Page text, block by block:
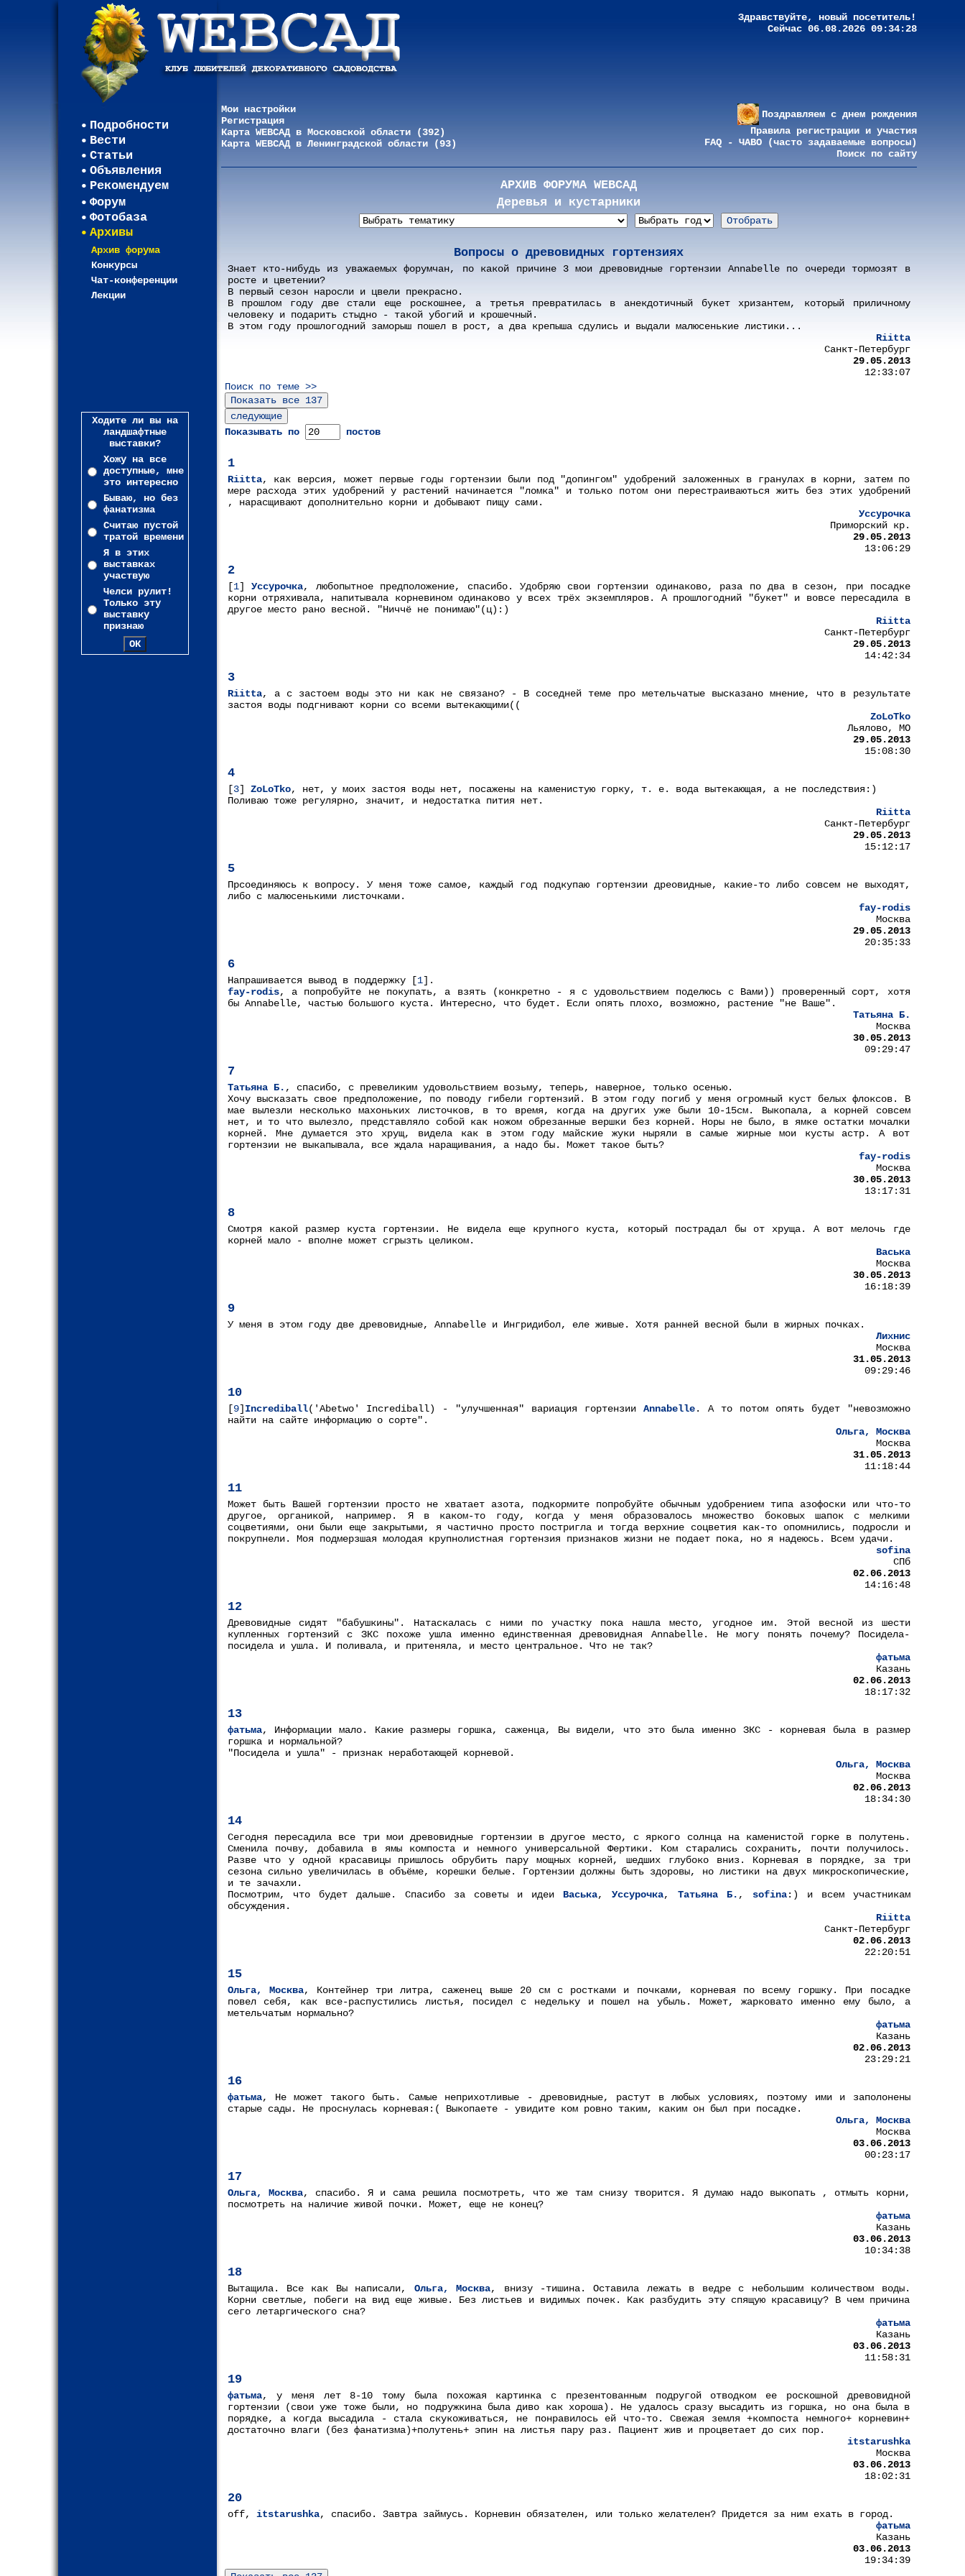
Здравствуйте, новый посетитель!
Сейчас 06.08.2026 09:34:28
Подробности
Вести
Статьи
Объявления
Рекомендуем
Форум
Фотобаза
Архивы
Архив форума
Конкурсы
Чат-конференции
Лекции
Ходите ли вы на
ландшафтные
выставки?
Хожу на все
доступные, мне
это интересно
Бываю, но без
фанатизма
Считаю пустой
тратой времени
Я в этих
выставках
участвую
Челси рулит!
Только эту
выставку
признаю
Мои настройки
Регистрация
Карта WEBСАД в Московской области (392)
Карта WEBСАД в Ленинградской области (93)
Поздравляем с днем рождения
Правила регистрации и участия
FAQ - ЧАВО (часто задаваемые вопросы)
Поиск по сайту
АРХИВ ФОРУМА WEBСАД
Деревья и кустарники
Вопросы о древовидных гортензиях
Знает кто-нибудь из уважаемых форумчан, по какой причине 3 мои древовидные гортензии Annabelle по очереди тормозят в
росте и цветении?
В первый сезон наросли и цвели прекрасно.
В прошлом году две стали еще роскошнее, а третья превратилась в анекдотичный букет хризантем, который приличному
человеку и подарить стыдно - такой убогий и крошечный.
В этом году прошлогодний заморыш пошел в рост, а два крепыша сдулись и выдали малюсенькие листики...
Riitta
Санкт-Петербург
29.05.2013
12:33:07
Поиск по теме >>
Показывать по постов
1
Riitta, как версия, может первые годы гортензии были под "допингом" удобрений заложенных в гранулах в корни, затем по
мере расхода этих удобрений у растений начинается "ломка" и только потом они перестраиваються жить без этих удобрений
, нарасщивают дополнительно корни и добывают пищу сами.
Уссурочка
Приморский кр.
29.05.2013
13:06:29
2
[1]Уссурочка, любопытное предположение, спасибо. Удобряю свои гортензии одинаково, раза по два в сезон, при посадке
корни отряхивала, напитывала корневином одинаково у всех трёх экземпляров. А прошлогодний "букет" и вовсе пересадила в
другое место рано весной. "Ниччё не понимаю"(ц):)
Riitta
Санкт-Петербург
29.05.2013
14:42:34
3
Riitta, а с застоем воды это ни как не связано? - В соседней теме про метельчатые высказано мнение, что в результате
застоя воды подгнивают корни со всеми вытекающими((
ZoLoTko
Льялово, МО
29.05.2013
15:08:30
4
[3] ZoLoTko, нет, у моих застоя воды нет, посажены на каменистую горку, т. е. вода вытекающая, а не последствия:)
Поливаю тоже регулярно, значит, и недостатка пития нет.
Riitta
Санкт-Петербург
29.05.2013
15:12:17
5
Прсоединяюсь к вопросу. У меня тоже самое, каждый год подкупаю гортензии дреовидные, какие-то либо совсем не выходят,
либо с малюсенькими листочками.
fay-rodis
Москва
29.05.2013
20:35:33
6
Напрашивается вывод в поддержку [1].
fay-rodis, а попробуйте не покупать, а взять (конкретно - я с удовольствием поделюсь с Вами)) проверенный сорт, хотя
бы Annabelle, частью большого куста. Интересно, что будет. Если опять плохо, возможно, растение "не Ваше".
Татьяна Б.
Москва
30.05.2013
09:29:47
7
Татьяна Б. , спасибо, с превеликим удовольствием возьму, теперь, наверное, только осенью.
Хочу высказать свое предположение, по поводу гибели гортензий. В этом году погиб у меня огромный куст белых флоксов. В
мае вылезли несколько махоньких листочков, в то время, когда на других уже были 10-15см. Выкопала, а корней совсем
нет, и то что вылезло, представляло собой как ножом обрезанные вершки без корней. Норы не было, в ямке остатки мочалки
корней. Мне думается это хрущ, видела как в этом году майские жуки ныряли в самые жирные мои кусты астр. А вот
гортензии не выкапывала, все ждала наращивания, а надо бы. Может такое быть?
fay-rodis
Москва
30.05.2013
13:17:31
8
Смотря какой размер куста гортензии. Не видела еще крупного куста, который пострадал бы от хруща. А вот мелочь где
корней мало - вполне может сгрызть целиком.
Васька
Москва
30.05.2013
16:18:39
9
У меня в этом году две древовидные, Annabelle и Ингридибол, еле живые. Хотя ранней весной были в жирных почках.
Лихнис
Москва
31.05.2013
09:29:46
10
[9] Incrediball('Abetwo' Incrediball) - "улучшенная" вариация гортензии Annabelle. А то потом опять будет "невозможно
найти на сайте информацию о сорте".
Ольга, Москва
Москва
31.05.2013
11:18:44
11
Может быть Вашей гортензии просто не хватает азота, подкормите попробуйте обычным удобрением типа азофоски или что-то
другое, органикой, например. Я в каком-то году, когда у меня образовалось множество боковых шапок с мелкими
соцветиями, они были еще закрытыми, я частично просто постригла и тогда верхние соцветия как-то опомнились, подросли и
покрупнели. Моя подмерзшая молодая крупнолистная гортензия признаков жизни не подает пока, но я надеюсь. Всем удачи.
sofina
СПб
02.06.2013
14:16:48
12
Древовидные сидят "бабушкины". Натаскалась с ними по участку пока нашла место, угодное им. Этой весной из шести
купленных гортензий с ЗКС похоже ушла именно единственная древовидная Annabelle. Не могу понять почему? Посидела-
посидела и ушла. И поливала, и притеняла, и место центральное. Что не так?
фатьма
Казань
02.06.2013
18:17:32
13
фатьма, Информации мало. Какие размеры горшка, саженца, Вы видели, что это была именно ЗКС - корневая была в размер
горшка и нормальной?
"Посидела и ушла" - признак неработающей корневой.
Ольга, Москва
Москва
02.06.2013
18:34:30
14
Сегодня пересадила все три мои древовидные гортензии в другое место, с яркого солнца на каменистой горке в полутень.
Сменила почву, добавила в ямы компоста и немного универсальной Фертики. Ком старались сохранить, почти получилось.
Разве что у одной красавицы пришлось обрубить пару мощных корней, шедших глубоко вниз. Корневая в порядке, за три
сезона сильно увеличилась в объёме, корешки белые. Гортензии должны быть здоровы, но листики на двух микроскопические,
и те зачахли.
Посмотрим, что будет дальше. Спасибо за советы и идеи Васька, Уссурочка, Татьяна Б. , sofina:) и всем участникам
обсуждения.
Riitta
Санкт-Петербург
02.06.2013
22:20:51
15
Ольга, Москва, Контейнер три литра, саженец выше 20 см с ростками и почками, корневая по всему горшку. При посадке
повел себя, как все-распустились листья, посидел с недельку и пошел на убыль. Может, жарковато именно ему было, а
метельчатым нормально?
фатьма
Казань
02.06.2013
23:29:21
16
фатьма, Не может такого быть. Самые неприхотливые - древовидные, растут в любых условиях, поэтому ими и заполонены
старые сады. Не проснулась корневая:( Выкопаете - увидите ком ровно таким, каким он был при посадке.
Ольга, Москва
Москва
03.06.2013
00:23:17
17
Ольга, Москва, спасибо. Я и сама решила посмотреть, что же там снизу творится. Я думаю надо выкопать , отмыть корни,
посмотреть на наличие живой почки. Может, еще не конец?
фатьма
Казань
03.06.2013
10:34:38
18
Вытащила. Все как Вы написали, Ольга, Москва, внизу -тишина. Оставила лежать в ведре с небольшим количеством воды.
Корни светлые, побеги на вид еще живые. Без листьев и видимых почек. Как разбудить эту спящую красавицу? В чем причина
сего летаргического сна?
фатьма
Казань
03.06.2013
11:58:31
19
фатьма, у меня лет 8-10 тому была похожая картинка с презентованным подругой отводком ее роскошной древовидной
гортензии (свои уже тоже были, но подружкина была диво как хороша). Не удалось сразу высадить из горшка, но она была в
порядке, а когда высадила - стала скукоживаться, не понравилось ей что-то. Свежая земля +компоста немного+ корневин+
достаточно влаги (без фанатизма)+полутень+ эпин на листья пару раз. Пациент жив и процветает до сих пор.
itstarushka
Москва
03.06.2013
18:02:31
20
off, itstarushka, спасибо. Завтра займусь. Корневин обязателен, или только желателен? Придется за ним ехать в город.
фатьма
Казань
03.06.2013
19:34:39